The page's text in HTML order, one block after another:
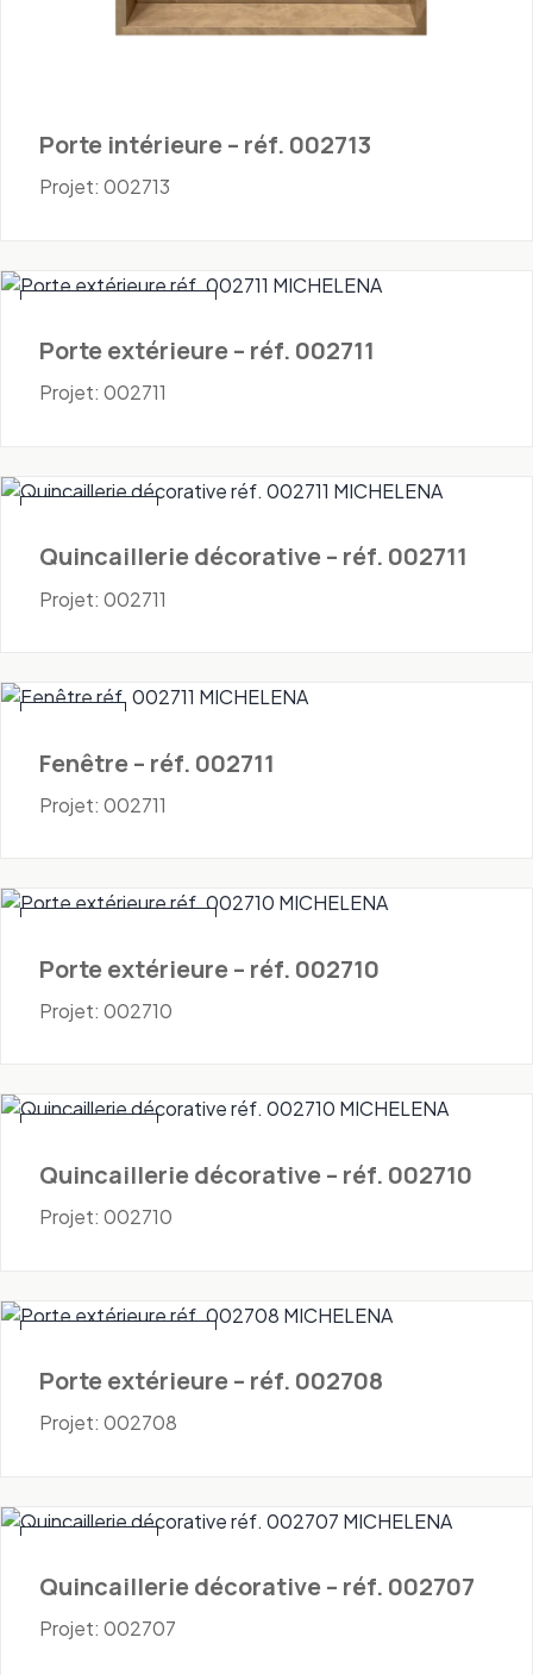
Porte intérieure – réf. 002713
Projet: 002713
Porte extérieure – réf. 002711
Projet: 002711
Quincaillerie décorative – réf. 002711
Projet: 002711
Fenêtre – réf. 002711
Projet: 002711
Porte extérieure – réf. 002710
Projet: 002710
Quincaillerie décorative – réf. 002710
Projet: 002710
Porte extérieure – réf. 002708
Projet: 002708
Quincaillerie décorative – réf. 002707
Projet: 002707